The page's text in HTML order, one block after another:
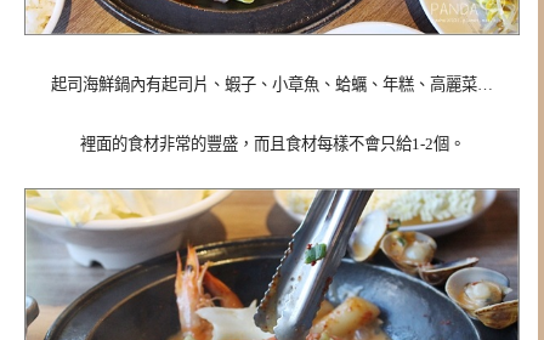
起司海鮮鍋內有起司片、蝦子、小章魚、蛤蠣、年糕、高麗菜…
裡面的食材非常的豐盛，而且食材每樣不會只給1-2個。